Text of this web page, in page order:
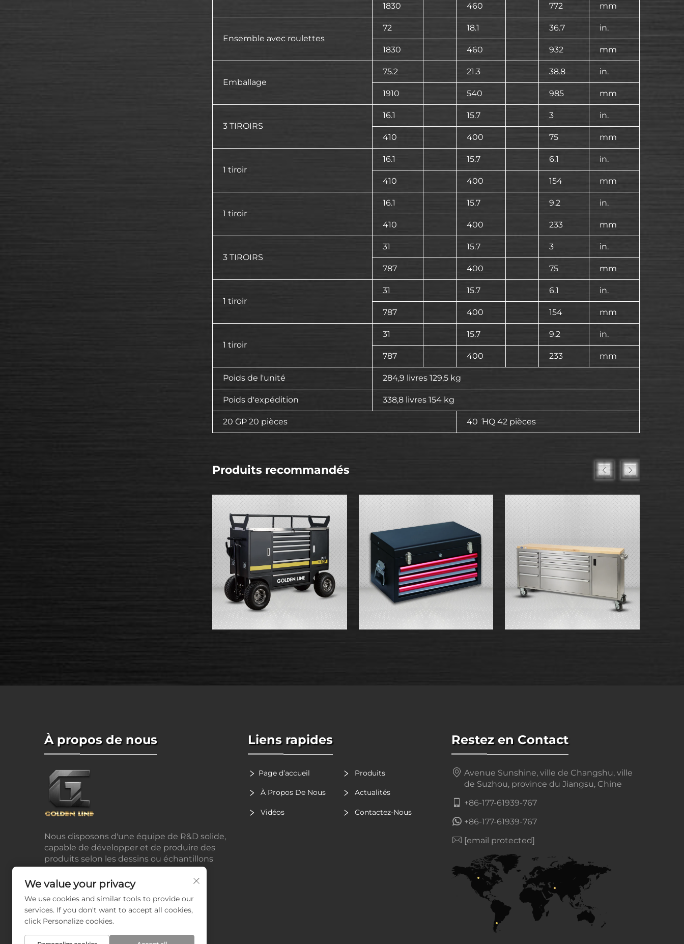
1830 460 772 mm
Ensemble avec roulettes
72 18.1 36.7 in.
1830 460 932 mm
Emballage
75.2 21.3 38.8 in.
1910 540 985 mm
3 TIROIRS
16.1 15.7 3 in.
410 400 75 mm
1 tiroir
16.1 15.7 6.1 in.
410 400 154 mm
1 tiroir
16.1 15.7 9.2 in.
410 400 233 mm
3 TIROIRS
31 15.7 3 in.
787 400 75 mm
1 tiroir
31 15.7 6.1 in.
787 400 154 mm
1 tiroir
31 15.7 9.2 in.
787 400 233 mm
Poids de l'unité 284,9 livres 129,5 kg
Poids d'expédition 338,8 livres 154 kg
20 ̋GP 20 pièces 40 ̋ HQ 42 pièces
Produits recommandés
À propos de nous
Nous disposons d'une équipe de R&D solide,
capable de développer et de produire des
produits selon les dessins ou échantillons
Liens rapides
Page d’accueil Produits
À Propos De Nous Actualités
Vidéos Contactez-Nous
Restez en Contact
Avenue Sunshine, ville de Changshu, ville
de Suzhou, province du Jiangsu, Chine
+86-177-61939-767
+86-177-61939-767
[email protected]
We value your privacy
We use cookies and similar tools to provide our
services. If you don't want to accept all cookies,
click Personalize cookies.